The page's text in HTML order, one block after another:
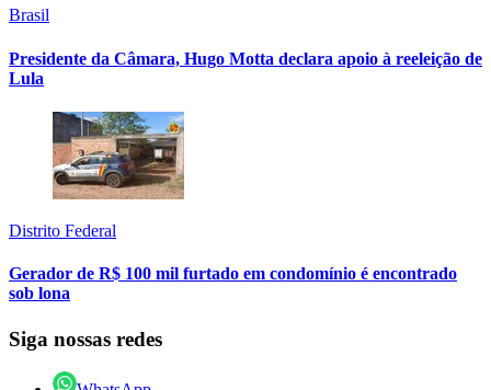
Brasil
Presidente da Câmara, Hugo Motta declara apoio à reeleição de
Lula
Distrito Federal
Gerador de R$ 100 mil furtado em condomínio é encontrado
sob lona
Siga nossas redes